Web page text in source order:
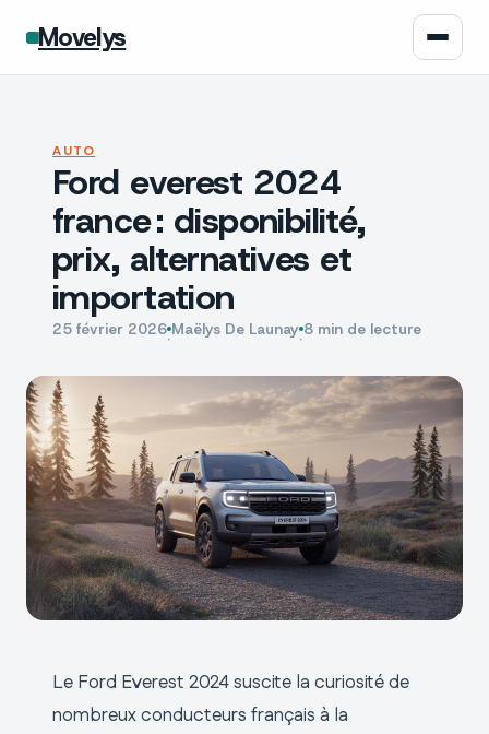
Movelys
Moto
Assurance
Écologie
AUTO
Ford everest 2024
france : disponibilité,
prix, alternatives et
importation
25 février 2026·Maëlys De Launay·8 min de lecture
Le Ford Everest 2024 suscite la curiosité de
nombreux conducteurs français à la